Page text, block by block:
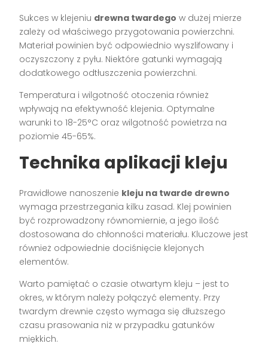
Sukces w klejeniu drewna twardego w dużej mierze
zależy od właściwego przygotowania powierzchni.
Materiał powinien być odpowiednio wyszlifowany i
oczyszczony z pyłu. Niektóre gatunki wymagają
dodatkowego odtłuszczenia powierzchni.
Temperatura i wilgotność otoczenia również
wpływają na efektywność klejenia. Optymalne
warunki to 18-25°C oraz wilgotność powietrza na
poziomie 45-65%.
Technika aplikacji kleju
Prawidłowe nanoszenie kleju na twarde drewno
wymaga przestrzegania kilku zasad. Klej powinien
być rozprowadzony równomiernie, a jego ilość
dostosowana do chłonności materiału. Kluczowe jest
również odpowiednie dociśnięcie klejonych
elementów.
Warto pamiętać o czasie otwartym kleju – jest to
okres, w którym należy połączyć elementy. Przy
twardym drewnie często wymaga się dłuższego
czasu prasowania niż w przypadku gatunków
miękkich.